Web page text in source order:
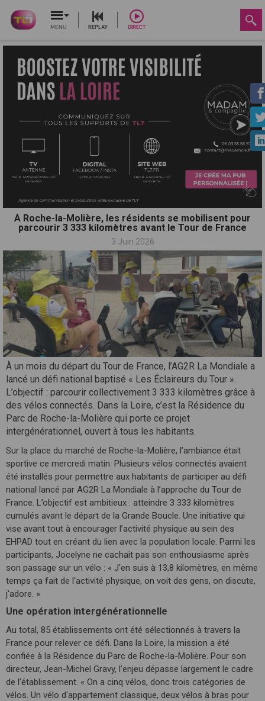
MENU REPLAY DIRECT
À Roche-la-Molière, les résidents se mobilisent pour
parcourir 3 333 kilomètres avant le Tour de France
3 Juin 2026
À un mois du départ du Tour de France, l’AG2R La Mondiale a
lancé un défi national baptisé « Les Éclaireurs du Tour ».
L’objectif : parcourir collectivement 3 333 kilomètres grâce à
des vélos connectés. Dans la Loire, c’est la Résidence du
Parc de Roche-la-Molière qui porte ce projet
intergénérationnel, ouvert à tous les habitants.
Sur la place du marché de Roche-la-Molière, l’ambiance était
sportive ce mercredi matin. Plusieurs vélos connectés avaient
été installés pour permettre aux habitants de participer au défi
national lancé par AG2R La Mondiale à l’approche du Tour de
France. L’objectif est ambitieux : atteindre 3 333 kilomètres
cumulés avant le départ de la Grande Boucle. Une initiative qui
vise avant tout à encourager l’activité physique au sein des
EHPAD tout en créant du lien avec la population locale. Parmi les
participants, Jocelyne ne cachait pas son enthousiasme après
son passage sur un vélo : « J'en suis à 13,8 kilomètres, en même
temps ça fait de l'activité physique, on voit des gens, on discute,
j'adore. »
Une opération intergénérationnelle
Au total, 85 établissements ont été sélectionnés à travers la
France pour relever ce défi. Dans la Loire, la mission a été
confiée à la Résidence du Parc de Roche-la-Molière. Pour son
directeur, Jean-Michel Gravy, l’enjeu dépasse largement le cadre
de l’établissement. « On a cinq vélos, donc trois catégories de
vélos. Un vélo d'appartement classique, deux vélos à bras pour